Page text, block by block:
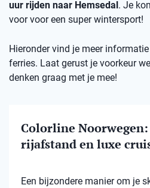
uur rijden naar Hemsedal. Je
voor voor een super wintersport!
Hieronder vind je meer
ferries. Laat gerust je voorkeur
denken graag met je mee!
Colorline
rijafstand en luxe
Een bijzondere manier om je